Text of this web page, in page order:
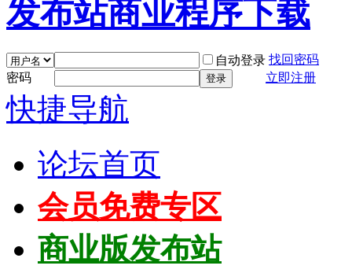
自动登录 找回密码
密码
登录 立即注册
快捷导航
论坛首页
会员免费专区
商业版发布站